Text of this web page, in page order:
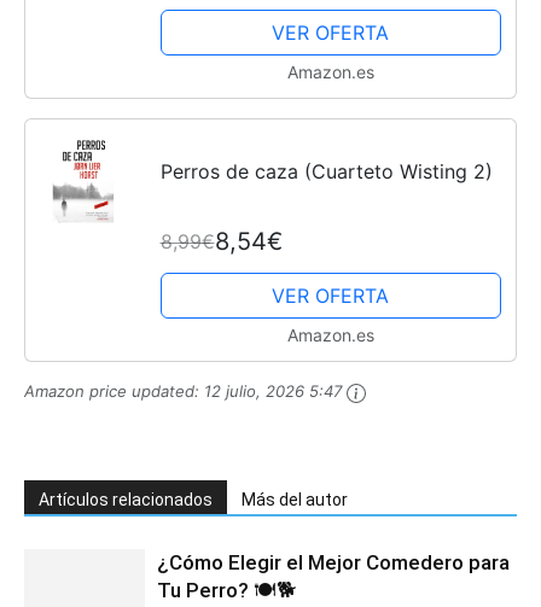
2300m con 99 Niveles de Modo de
Vibración,...
VER OFERTA
Amazon.es
Perros de caza (Cuarteto Wisting 2)
8,99€8,54€
VER OFERTA
Amazon.es
Amazon price updated: 12 julio, 2026 5:47
Artículos relacionados Más del autor
¿Cómo Elegir el Mejor Comedero para
Tu Perro? 🍽️🐕